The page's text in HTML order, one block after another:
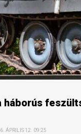
háborús
ÁPRILIS 12. 09:25